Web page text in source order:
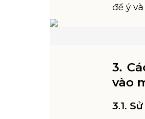
để ý
3.
vào
3.1.